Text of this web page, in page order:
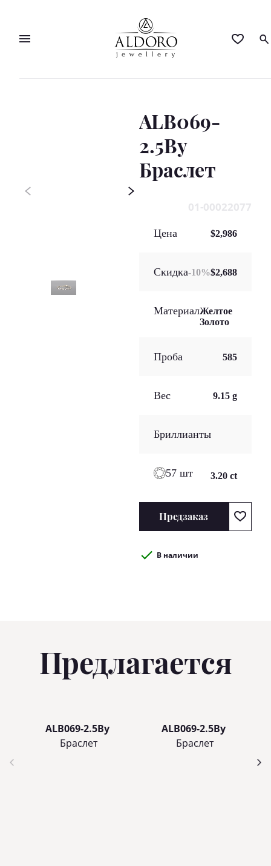
ALB069-
2.5By
Браслет
01-00022077
Цена $2,986
Скидка-10%$2,688
МатериалЖелтое
Золото
Проба 585
Вес 9.15 g
Бриллианты
57 шт 3.20 ct
Предзаказ
В наличии
Предлагается
ALB069-2.5By
Браслет
ALB069-2.5By
Браслет